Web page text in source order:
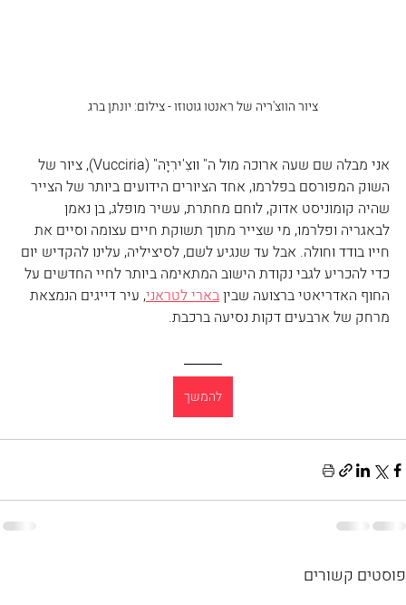
ציור הווצ'ריה של ראנטו גוטוזו - צילום: יונתן ברג
אני מבלה שם שעה ארוכה מול ה" וּוּצִ'ירִיָּה" (Vucciria), ציור של
השוק המפורסם בפלרמו, אחד הציורים הידועים ביותר של הצייר
שהיה קומוניסט אדוק, לוחם מחתרת, עשיר מופלג, בן נאמן
לבאגריה ופלרמו, מי שצייר מתוך תשוקת חיים עצומה וסיים את
חייו בודד וחולה. אבל עד שנגיע לשם, לסיציליה, עלינו להקדיש יום
כדי להכריע לגבי נקודת הישוב המתאימה ביותר לחיי החדשים על
החוף האדריאטי ברצועה שבין בארי לטראני, עיר דייגים הנמצאת
מרחק של ארבעים דקות נסיעה ברכבת.
להמשך
פוסטים קשורים